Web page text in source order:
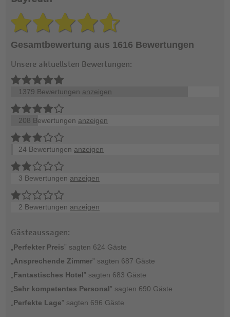
Gesamtbewertung aus 1616 Bewertungen
Unsere aktuellsten Bewertungen:
1379 Bewertungen anzeigen
208 Bewertungen anzeigen
24 Bewertungen anzeigen
3 Bewertungen anzeigen
2 Bewertungen anzeigen
Gästeaussagen:
Perfekter Preis” sagten 624 Gäste
Ansprechende Zimmer” sagten 687 Gäste
Fantastisches Hotel” sagten 683 Gäste
Sehr kompetentes Personal” sagten 690 Gäste
Perfekte Lage” sagten 696 Gäste